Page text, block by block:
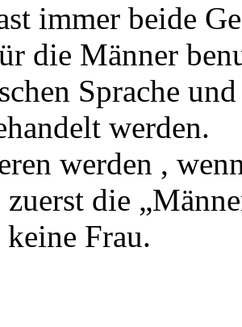
immer beide
die Männer
Sprache
werden.
werden ,
die
keine Frau.